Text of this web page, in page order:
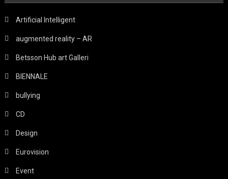
Artificial Intelligent
augmented reality – AR
Betsson Hub art Galleri
BIENNALE
bullying
CD
Design
Eurovision
Event